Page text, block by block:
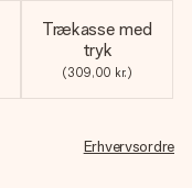
Trækasse med
tryk
(309,00 kr.)
Erhvervsordre